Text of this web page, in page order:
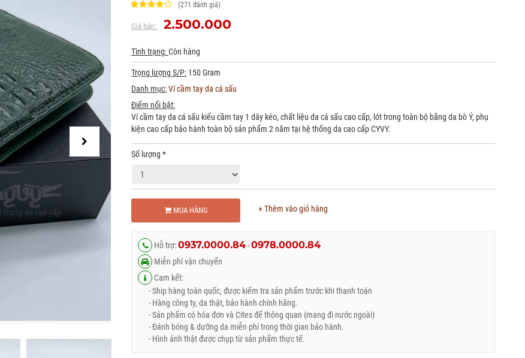
(271 đánh giá)
Giá bán: 2.500.000
Tình trạng:Còn hàng
Trọng lượng S/P: 150 Gram
Danh mục:Ví cầm tay da cá sấu
Điểm nổi bật:
Ví cầm tay da cá sấu kiểu cầm tay 1 dây kéo, chất liệu da cá sấu cao cấp, lót trong toàn bộ bằng da bò Ý, phụ
kiện cao cấp bảo hành toàn bộ sản phẩm 2 năm tại hệ thống da cao cấp CYVY.
Số lượng *
MUA HÀNG + Thêm vào giỏ hàng
Hỗ trợ:0937.0000.84-0978.0000.84
Miễn phí vận chuyển
Cam kết:
- Ship hàng toàn quốc, được kiểm tra sản phẩm trước khi thanh toán
- Hàng công ty, da thật, bảo hành chính hãng.
- Sản phẩm có hóa đơn và Cites để thông quan (mang đi nước ngoài)
- Đánh bóng & dưỡng da miễn phí trong thời gian bảo hành.
- Hình ảnh thật được chụp từ sản phẩm thực tế.